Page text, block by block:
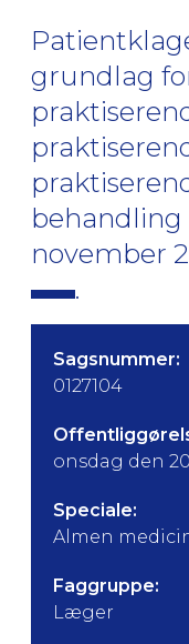
grundlag
behandling
november
.
Sagsnummer:
0127104
onsdag den
Speciale:
Almen
Faggruppe:
Læger